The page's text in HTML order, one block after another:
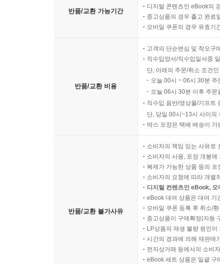
반품/교환 가능기간
디지털 콘텐츠인 eBook의
중고상품의 경우 출고 완료
모바일 쿠폰의 경우 유효기
반품/교환 비용
고객의 단순변심 및 착오구
직수입양서/직수입일서중
단, 아래의 주문/취소 조건
오늘 00시 ~ 06시 30분
오늘 06시 30분 이후 주
직수입 음반/영상물/기프트
단, 당일 00시~13시 사이의
박스 포장은 택배 배송이
반품/교환 불가사유
소비자의 책임 있는 사유로
소비자의 사용, 포장 개봉
복제가 가능한 상품 등의
소비자의 요청에 따라 개별
디지털 컨텐츠인 eBook,
eBook 대여 상품은 대여 기
모바일 쿠폰 등록 후 취소/
중고상품이 구매확정(자동
LP상품의 재생 불량 원인
시간의 경과에 의해 재판매
전자상거래 등에서의 소비
eBook 세트 상품은 일괄 구